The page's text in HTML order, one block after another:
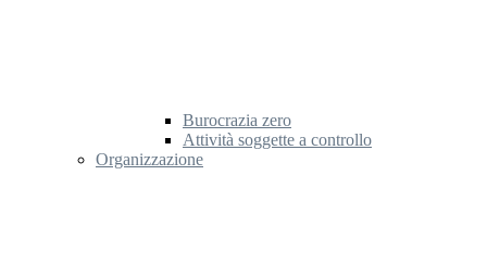
Burocrazia zero
Attività soggette a controllo
Organizzazione